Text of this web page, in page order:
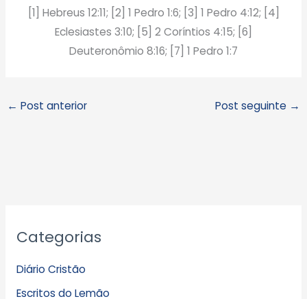
[1] Hebreus 12:11; [2] 1 Pedro 1:6; [3] 1 Pedro 4:12; [4]
Eclesiastes 3:10; [5] 2 Coríntios 4:15; [6]
Deuteronômio 8:16; [7] 1 Pedro 1:7
← Post anterior Post seguinte →
Categorias
Diário Cristão
Escritos do Lemão
r